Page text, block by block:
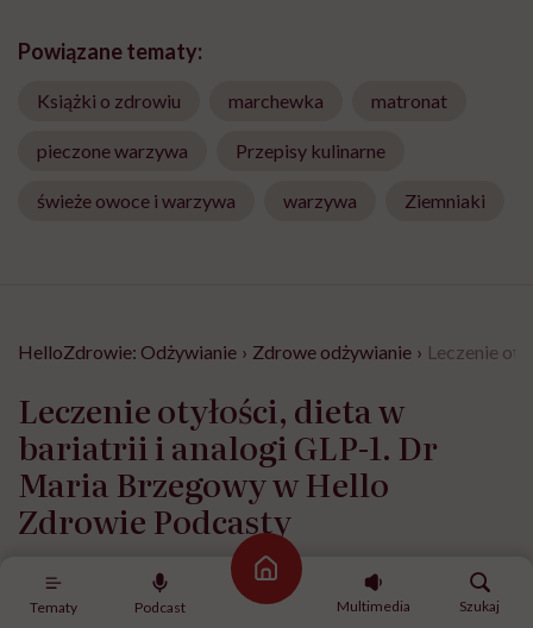
Tematy Podcast
Strona główna
Multimedia
Szukaj
Powiązane tematy:
Książki o zdrowiu marchewka matronat
pieczone warzywa Przepisy kulinarne
świeże owoce i warzywa warzywa Ziemniaki
HelloZdrowie: Odżywianie › Zdrowe odżywianie › Leczenie
Leczenie otyłości, dieta w
bariatrii i analogi GLP-1. Dr
Maria Brzegowy w Hello
Zdrowie Podcasty
Opublikowano:
26.06.2026 11:58
Aktualizacja:
02.07.2026 12:41